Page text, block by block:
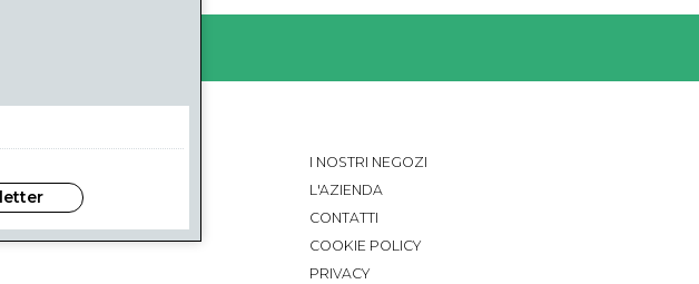
I NOSTRI NEGOZI
L'AZIENDA
CONTATTI
COOKIE POLICY
PRIVACY